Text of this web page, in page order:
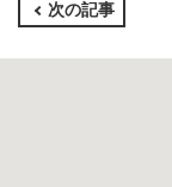
次の記事